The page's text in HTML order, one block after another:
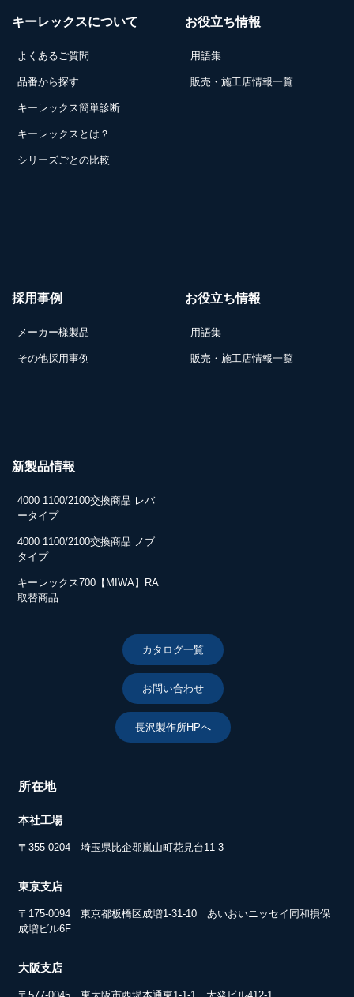
キーレックスについて
よくあるご質問
品番から探す
キーレックス簡単診断
キーレックスとは？
シリーズごとの比較
お役立ち情報
用語集
販売・施工店情報一覧
採用事例
メーカー様製品
その他採用事例
お役立ち情報
用語集
販売・施工店情報一覧
新製品情報
4000 1100/2100交換商品 レバ
ータイプ
4000 1100/2100交換商品 ノブ
タイプ
キーレックス700【MIWA】RA
取替商品
カタログ一覧
お問い合わせ
長沢製作所HPへ
所在地
本社工場
〒355-0204 埼玉県比企郡嵐山町花見台11-3
東京支店
〒175-0094 東京都板橋区成増1-31-10 あいおいニッセイ同和損保
成増ビル6F
大阪支店